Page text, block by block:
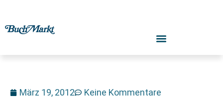
März 19, 2012 Keine Kommentare